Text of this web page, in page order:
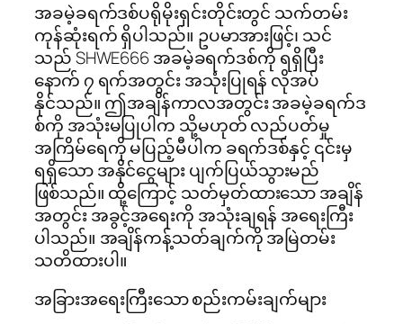
အခမဲ့ခရက်ဒစ်ပရိုမိုးရှင်းတိုင်းတွင် သက်တမ်း
ကုန်ဆုံးရက် ရှိပါသည်။ ဥပမာအားဖြင့်၊ သင်
သည် SHWE666 အခမဲ့ခရက်ဒစ်ကို ရရှိပြီး
နောက် ၇ ရက်အတွင်း အသုံးပြုရန် လိုအပ်
နိုင်သည်။ ဤအချိန်ကာလအတွင်း အခမဲ့ခရက်ဒ
စ်ကို အသုံးမပြုပါက သို့မဟုတ် လည်ပတ်မှု
အကြိမ်ရေကို မပြည့်မီပါက ခရက်ဒစ်နှင့် ၎င်းမှ
ရရှိသော အနိုင်ငွေများ ပျက်ပြယ်သွားမည်
ဖြစ်သည်။ ထို့ကြောင့် သတ်မှတ်ထားသော အချိန်
အတွင်း အခွင့်အရေးကို အသုံးချရန် အရေးကြီး
ပါသည်။ အချိန်ကန့်သတ်ချက်ကို အမြဲတမ်း
သတိထားပါ။
အခြားအရေးကြီးသော စည်းကမ်းချက်များ